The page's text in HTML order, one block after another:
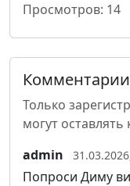
Просмотров: 14
Комментарии
Только
могут
admin
Попроси Диму